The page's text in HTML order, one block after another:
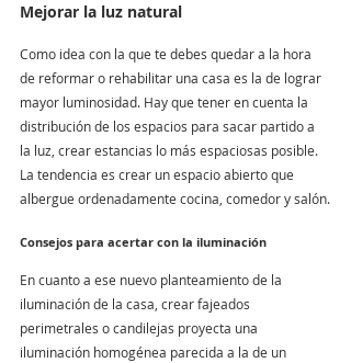
Mejorar la luz natural
Como idea con la que te debes quedar a la hora
de reformar o rehabilitar una casa es la de lograr
mayor luminosidad. Hay que tener en cuenta la
distribución de los espacios para sacar partido a
la luz, crear estancias lo más espaciosas posible.
La tendencia es crear un espacio abierto que
albergue ordenadamente cocina, comedor y salón.
Consejos para acertar con la iluminación
En cuanto a ese nuevo planteamiento de la
iluminación de la casa, crear fajeados
perimetrales o candilejas proyecta una
iluminación homogénea parecida a la de un